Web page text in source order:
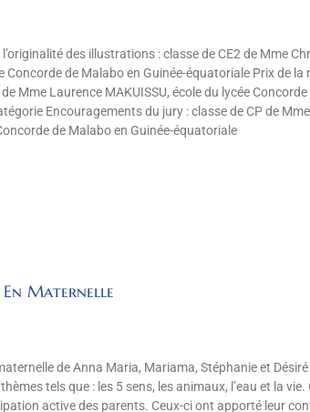
des illustrations : classe de CE2 de Mme
Concorde de Malabo en Guinée-équatoriale Prix de la
Mme Laurence MAKUISSU, école du lycée
Encouragements du jury : classe de CP de
de Malabo en Guinée-équatoriale
En Maternelle
de Anna Maria, Mariama, Stéphanie et
tels que : les 5 sens, les animaux, l’eau et la
active des parents. Ceux-ci ont apporté leur